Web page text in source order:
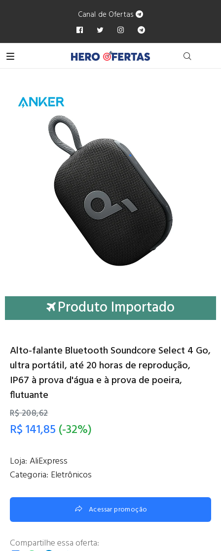
Canal de Ofertas
Produto Importado
Alto-falante Bluetooth Soundcore Select 4 Go,
ultra portátil, até 20 horas de reprodução,
IP67 à prova d'água e à prova de poeira,
flutuante
R$ 208,62
R$ 141,85 (-32%)
Loja:AliExpress
Categoria: Eletrônicos
Acessar promoção
Compartilhe essa oferta: